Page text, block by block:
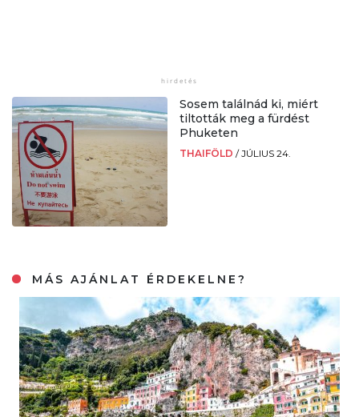
Sosem találnád ki, miért
tiltották meg a fürdést
Phuketen
THAIFÖLD /JÚLIUS 24.
MÁS AJÁNLAT ÉRDEKELNE?